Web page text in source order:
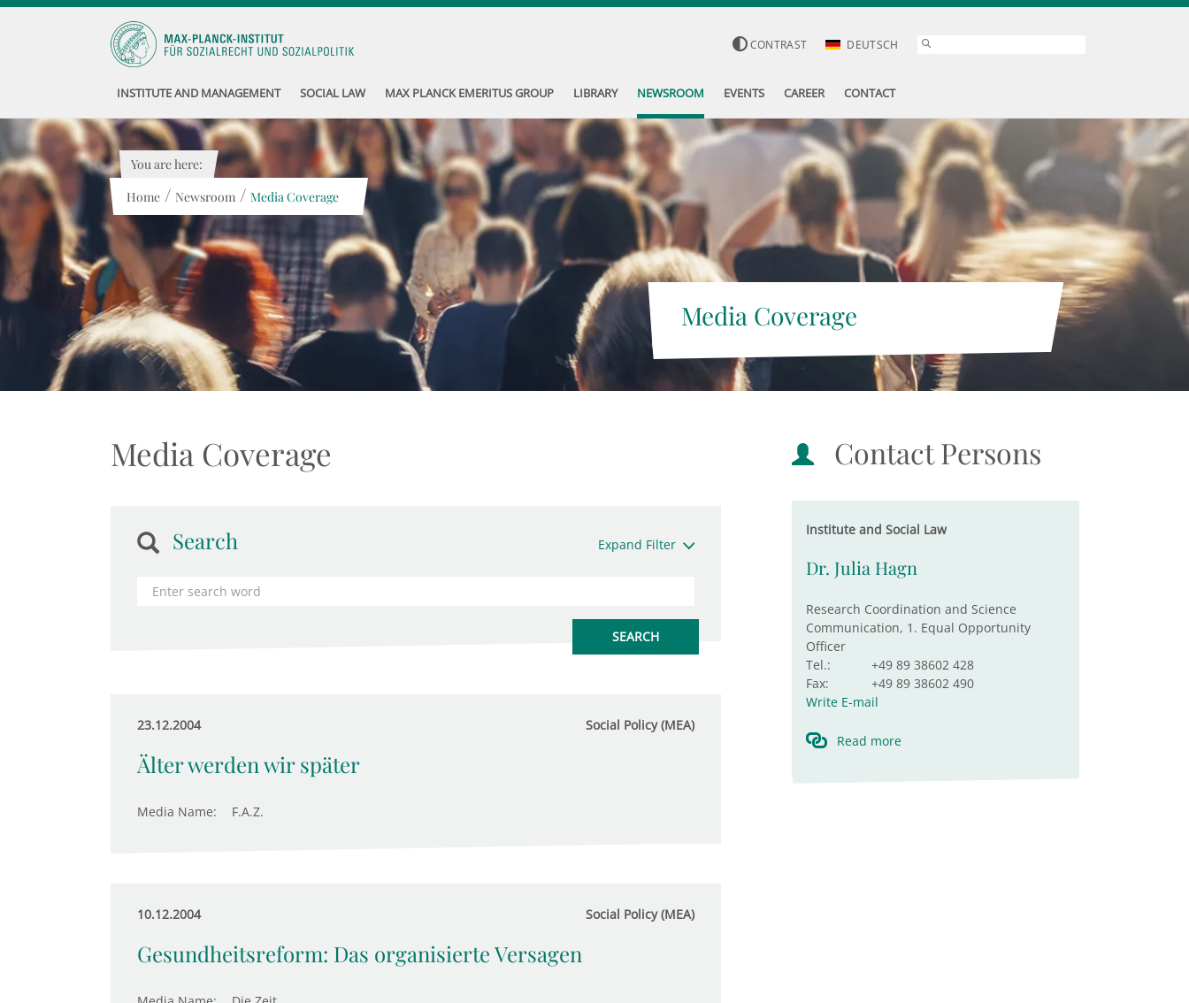
CONTRAST DEUTSCH
INSTITUTE AND MANAGEMENT SOCIAL LAW MAX PLANCK EMERITUS GROUP LIBRARY NEWSROOM EVENTS CAREER CONTACT
Media Coverage
You are here:
Home / Newsroom / Media Coverage
Media Coverage
Search Expand Filter
23.12.2004 Social Policy (MEA)
Älter werden wir später
Media Name: F.A.Z.
10.12.2004 Social Policy (MEA)
Gesundheitsreform: Das organisierte Versagen
Contact Persons
Institute and Social Law
Dr. Julia Hagn
Research Coordination and Science
Communication, 1. Equal Opportunity
Officer
Tel.:
+49 89 38602 428
Fax:
+49 89 38602 490
Write E-mail
Read more